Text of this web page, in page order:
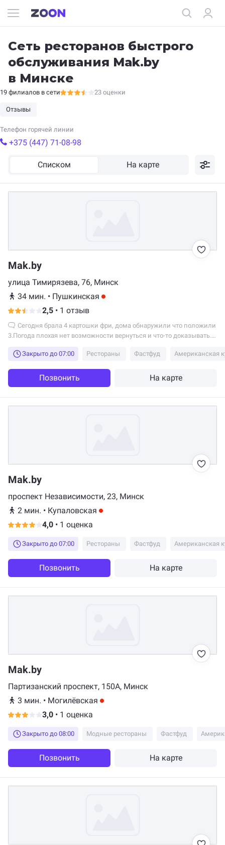
Сеть ресторанов быстрого
обслуживания Mak.by
в Минске
19 филиалов в сети 23 оценки
Отзывы
Телефон горячей линии
+375 (447) 71-08-98
Списком На карте
Mak.by
улица Тимирязева, 76, Минск
34 мин. • Пушкинская
2,5 • 1 отзыв
3.Погода плохая нет возможности вернуться и что-то доказывать.
Закрыто до 07:00
Рестораны Фастфуд Американская
Позвонить На карте
Mak.by
проспект Независимости, 23, Минск
2 мин. • Купаловская
4,0 • 1 оценка
Закрыто до 07:00 Рестораны Фастфуд Американская
Позвонить На карте
Mak.by
Партизанский проспект, 150А, Минск
3 мин. • Могилёвская
3,0 • 1 оценка
Закрыто до 08:00 Модные рестораны Фастфуд
Позвонить На карте